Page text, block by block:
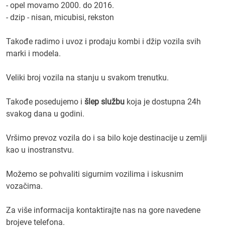
- opel movamo 2000. do 2016.
- dzip - nisan, micubisi, rekston
Takođe radimo i uvoz i prodaju kombi i džip vozila svih
marki i modela.
Veliki broj vozila na stanju u svakom trenutku.
Takođe posedujemo i šlep službu koja je dostupna 24h
svakog dana u godini.
Vršimo prevoz vozila do i sa bilo koje destinacije u zemlji
kao u inostranstvu.
Možemo se pohvaliti sigurnim vozilima i iskusnim
vozačima.
Za više informacija kontaktirajte nas na gore navedene
brojeve telefona.